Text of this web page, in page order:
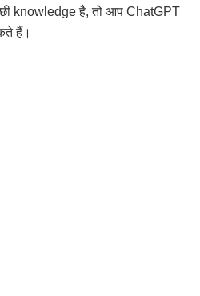
knowledge है, तो आप ChatGPT
हैं।